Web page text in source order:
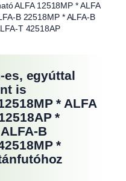
ALFA 12518MP * ALFA
B 22518MP * ALFA-B
T 42518AP
es, egyúttal
is
* ALFA
*
B
*